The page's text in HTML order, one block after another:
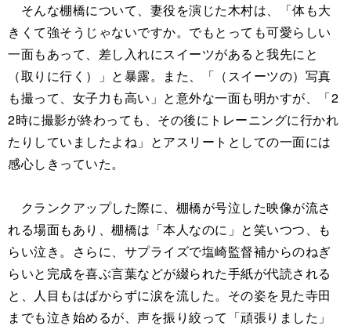
そんな棚橋について、妻役を演じた木村は、「体も大
きくて強そうじゃないですか。でもとっても可愛らしい
一面もあって、差し入れにスイーツがあると我先にと
（取りに行く）」と暴露。また、「（スイーツの）写真
も撮って、女子力も高い」と意外な一面も明かすが、「2
2時に撮影が終わっても、その後にトレーニングに行かれ
たりしていましたよね」とアスリートとしての一面には
感心しきっていた。
クランクアップした際に、棚橋が号泣した映像が流さ
れる場面もあり、棚橋は「本人なのに」と笑いつつ、も
らい泣き。さらに、サプライズで塩崎監督補からのねぎ
らいと完成を喜ぶ言葉などが綴られた手紙が代読される
と、人目もはばからずに涙を流した。その姿を見た寺田
までも泣き始めるが、声を振り絞って「頑張りました」